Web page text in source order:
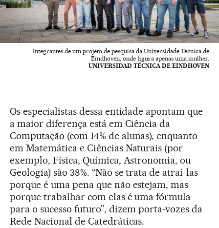
Integrantes de um projeto de pesquisa da Universidade Técnica de
Eindhoven, onde figura apenas uma mulher.
UNIVERSIDAD TÉCNICA DE EINDHOVEN
Os especialistas dessa entidade apontam que
a maior diferença está em Ciência da
Computação (com 14% de alunas), enquanto
em Matemática e Ciências Naturais (por
exemplo, Física, Química, Astronomia, ou
Geologia) são 38%. “Não se trata de atraí-las
porque é uma pena que não estejam, mas
porque trabalhar com elas é uma fórmula
para o sucesso futuro”, dizem porta-vozes da
Rede Nacional de Catedráticas.